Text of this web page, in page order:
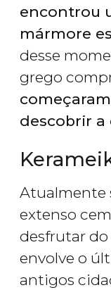
encontrou
mármore
desse
grego
descobrir a
Atualmente
extenso
desfrutar do
envolve o
antigos